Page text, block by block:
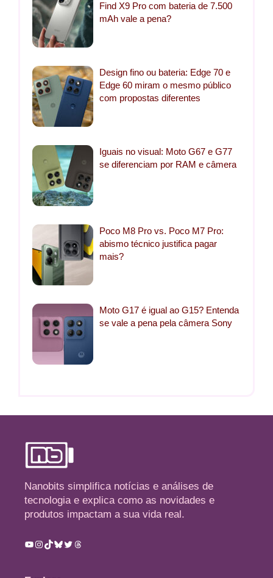
Find X9 Pro com bateria de 7.500
mAh vale a pena?
Design fino ou bateria: Edge 70 e
Edge 60 miram o mesmo público
com propostas diferentes
Iguais no visual: Moto G67 e G77
se diferenciam por RAM e câmera
Poco M8 Pro vs. Poco M7 Pro:
abismo técnico justifica pagar
mais?
Moto G17 é igual ao G15? Entenda
se vale a pena pela câmera Sony
Nanobits simplifica notícias e análises de
tecnologia e explica como as novidades e
produtos impactam a sua vida real.
Youtube
Instagram
TikTok
Bluesky
TwitterThreads